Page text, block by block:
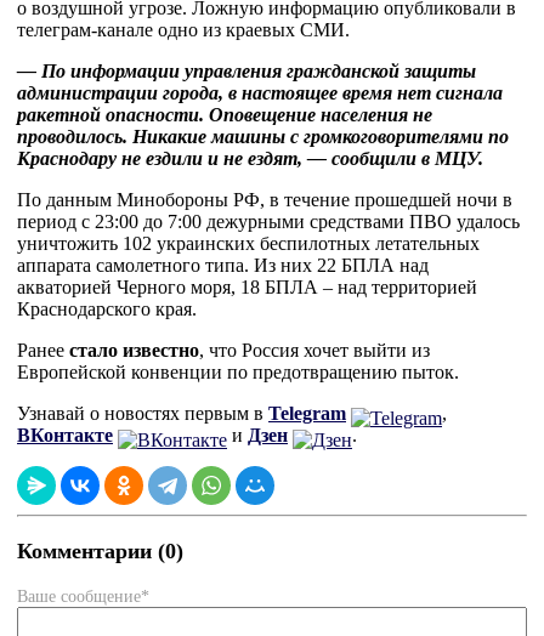
о воздушной угрозе. Ложную информацию опубликовали в
телеграм-канале одно из краевых СМИ.
— По информации управления гражданской защиты
администрации города, в настоящее время нет сигнала
ракетной опасности. Оповещение населения не
проводилось. Никакие машины с громкоговорителями по
Краснодару не ездили и не ездят, — сообщили в МЦУ.
По данным Минобороны РФ, в течение прошедшей ночи в
период с 23:00 до 7:00 дежурными средствами ПВО удалось
уничтожить 102 украинских беспилотных летательных
аппарата самолетного типа. Из них 22 БПЛА над
акваторией Черного моря, 18 БПЛА – над территорией
Краснодарского края.
Ранее стало известно, что Россия хочет выйти из
Европейской конвенции по предотвращению пыток.
Узнавай о новостях первым в Telegram
,
ВКонтакте
и Дзен .
Комментарии (0)
Ваше сообщение*